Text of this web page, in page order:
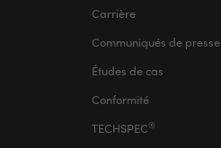
Carrière
Communiqués de presse
Études de cas
Conformité
TECHSPEC®